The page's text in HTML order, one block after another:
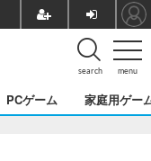
menu
search
PCゲーム 家庭用ゲー